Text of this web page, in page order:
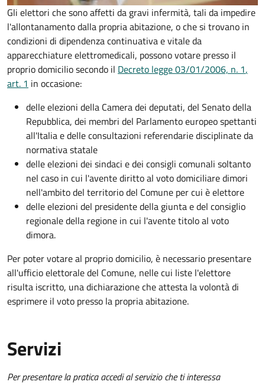
Gli elettori che sono affetti da gravi infermità, tali da impedire
l'allontanamento dalla propria abitazione, o che si trovano in
condizioni di dipendenza continuativa e vitale da
apparecchiature elettromedicali, possono votare presso il
proprio domicilio secondo il Decreto legge 03/01/2006, n. 1,
art. 1 in occasione:
delle elezioni della Camera dei deputati, del Senato della
Repubblica, dei membri del Parlamento europeo spettanti
all'Italia e delle consultazioni referendarie disciplinate da
normativa statale
delle elezioni dei sindaci e dei consigli comunali soltanto
nel caso in cui l'avente diritto al voto domiciliare dimori
nell'ambito del territorio del Comune per cui è elettore
delle elezioni del presidente della giunta e del consiglio
regionale della regione in cui l'avente titolo al voto
dimora.
Per poter votare al proprio domicilio, è necessario presentare
all'ufficio elettorale del Comune, nelle cui liste l'elettore
risulta iscritto, una dichiarazione che attesta la volontà di
esprimere il voto presso la propria abitazione.
Servizi
Per presentare la pratica accedi al servizio che ti interessa